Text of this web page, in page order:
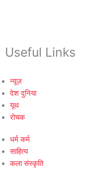
Useful Links
न्यूज़
देश दुनिया
यूथ
रोचक
धर्म कर्म
साहित्य
कला संस्कृति